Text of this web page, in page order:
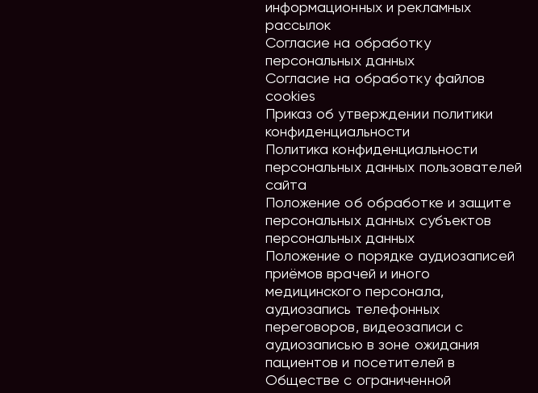
информационных и рекламных
рассылок
Согласие на обработку
персональных данных
Согласие на обработку файлов
cookies
Приказ об утверждении политики
конфиденциальности
Политика конфиденциальности
персональных данных пользователей
сайта
Положение об обработке и защите
персональных данных субъектов
персональных данных
Положение о порядке аудиозаписей
приёмов врачей и иного
медицинского персонала,
аудиозапись телефонных
переговоров, видеозаписи с
аудиозаписью в зоне ожидания
пациентов и посетителей в
Обществе с ограниченной